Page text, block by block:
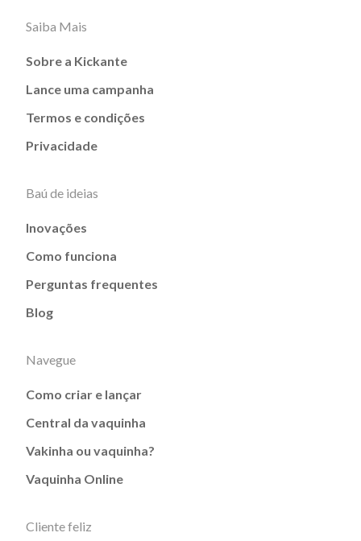
Saiba Mais
Sobre a Kickante
Lance uma campanha
Termos e condições
Privacidade
Baú de ideias
Inovações
Como funciona
Perguntas frequentes
Blog
Navegue
Como criar e lançar
Central da vaquinha
Vakinha ou vaquinha?
Vaquinha Online
Cliente feliz